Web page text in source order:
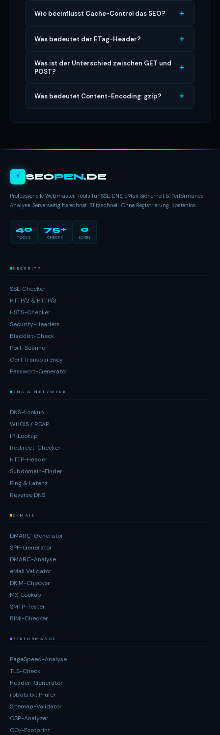
Wie beeinflusst Cache-Control das SEO?
Was bedeutet der ETag-Header?
Was ist der Unterschied zwischen GET und
POST?
Was bedeutet Content-Encoding: gzip?
⚡ SEOPEN.DE
Professionelle Webmaster-Tools für SSL, DNS, eMail Sicherheit & Performance-
Analyse. Serverseitig berechnet. Blitzschnell. Ohne Registrierung. Kostenlos.
40
TOOLS
75+
CHECKS
0
LOGIN
SECURITY
SSL-Checker
HTTP/2 & HTTP/3
HSTS-Checker
Security-Headers
Blacklist-Check
Port-Scanner
Cert Transparency
Passwort-Generator
DNS & NETZWERK
DNS-Lookup
WHOIS / RDAP
IP-Lookup
Redirect-Checker
HTTP-Header
Subdomain-Finder
Ping & Latenz
Reverse DNS
E-MAIL
DMARC-Generator
SPF-Generator
DMARC-Analyse
eMail Validator
DKIM-Checker
MX-Lookup
SMTP-Tester
BIMI-Checker
PERFORMANCE
PageSpeed-Analyse
TLS-Check
Header-Generator
robots.txt Prüfer
Sitemap-Validator
CSP-Analyzer
CO₂-Footprint